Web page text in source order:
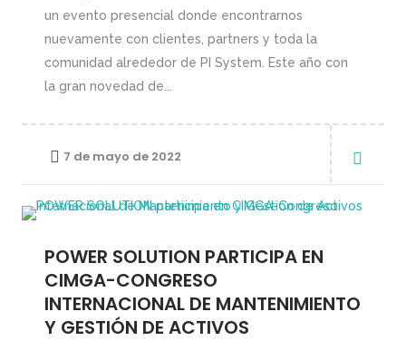
un evento presencial donde encontrarnos
nuevamente con clientes, partners y toda la
comunidad alrededor de PI System. Este año con
la gran novedad de...
7 de mayo de 2022
POWER SOLUTION PARTICIPA EN
CIMGA-CONGRESO
INTERNACIONAL DE MANTENIMIENTO
Y GESTIÓN DE ACTIVOS